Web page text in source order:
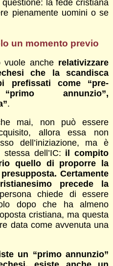
la fede cristiana
pienamente uomini o se
un momento previo
vuole anche relativizzare
che la scandisca
prefissati come “pre-
“primo annunzio”,
.
mai, non può essere
allora essa non
dell’iniziazione, ma è
dell’IC: il compito
quello di proporre la
Certamente
precede la
chiede di essere
dopo che ha almeno
cristiana, ma questa
data come avvenuta una
un “primo annunzio”